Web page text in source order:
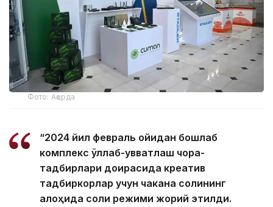
Фото: Ақорда
“2024 йил февраль ойидан бошлаб
комплекс қўллаб-қувватлаш чора-
тадбирлари доирасида креатив
тадбиркорлар учун чакана солиқнинг
алоҳида солиқ режими жорий этилди.